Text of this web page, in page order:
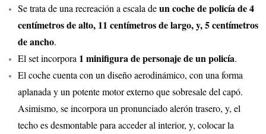
Se trata de una recreación a escala deun coche de policía de 4
centímetros de alto, 11 centímetros de largo, y, 5 centímetros
de ancho.
El set incorpora 1 minifigura de personaje de un policía.
El coche cuenta con un diseño aerodinámico, con una forma
aplanada y un potente motor externo que sobresale del capó.
Asimismo, se incorpora un pronunciado alerón trasero, y, el
techo es desmontable para acceder al interior, y, colocar la